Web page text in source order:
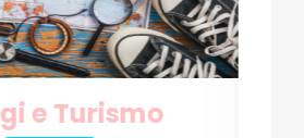
e Tecnologia